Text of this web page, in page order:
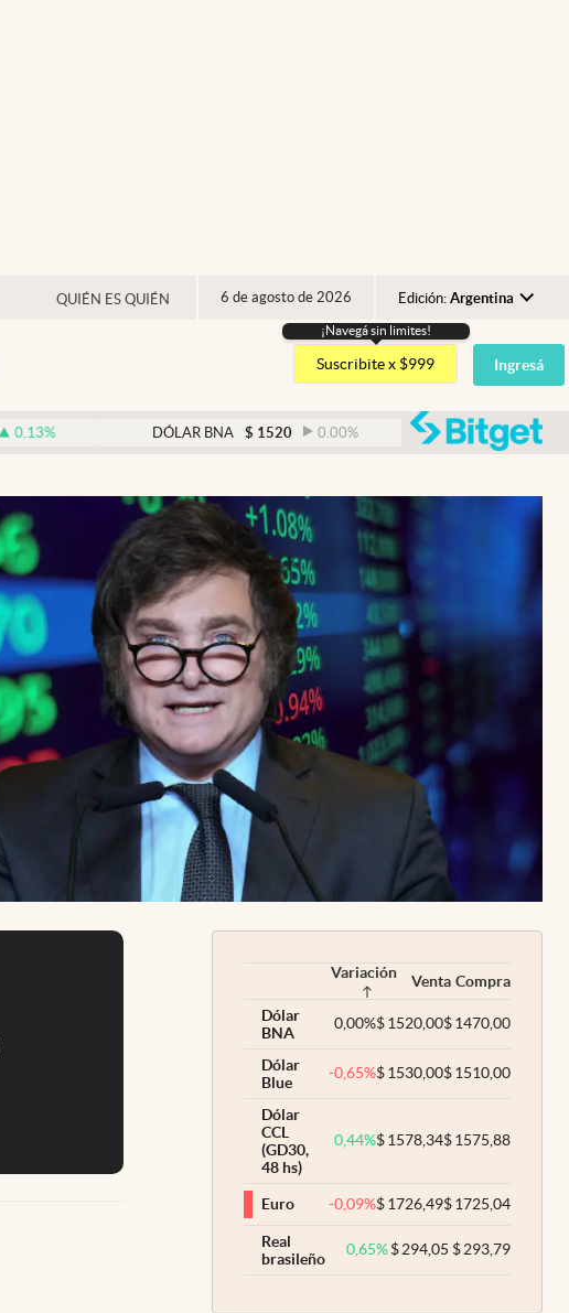
QUIÉN ES QUIÉN 6 de agosto de 2026 Edición: Argentina
Argentina
España
USA
¡Navegá sin limites!
Suscribite x $999 Ingresá
DÓLAR BNA $ 1520 0.00% DÓLAR BLUE $ 1530
Variación Venta Compra
Dólar
BNA
0,00%$1520,00$1470,00
Dólar
Blue
-0,65%$1530,00$1510,00
Dólar
CCL
(GD30,
48 hs)
0,44%$1578,34$1575,88
Euro -0,09%$1726,49$1725,04
Real
brasileño
0,65% $294,05 $293,79